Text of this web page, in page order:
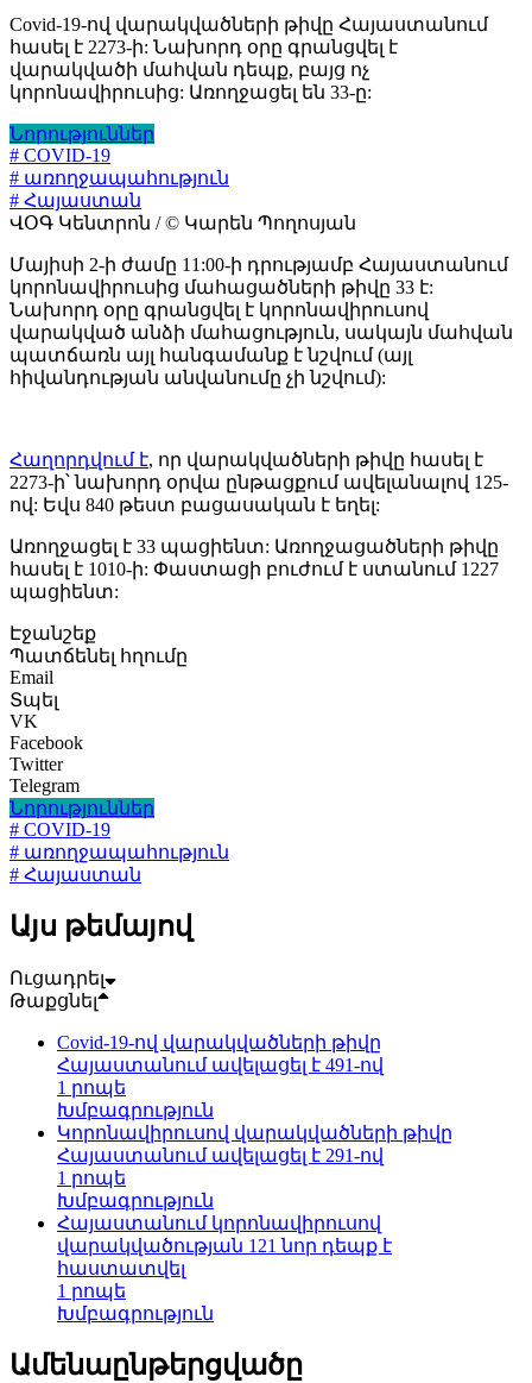
Covid-19-ով վարակվածների թիվը Հայաստանում
հասել է 2273-ի: Նախորդ օրը գրանցվել է
վարակվածի մահվան դեպք, բայց ոչ
կորոնավիրուսից: Առողջացել են 33-ը:
Նորություններ
# COVID-19
# առողջապահություն
# Հայաստան
ՎՕԳ Կենտրոն / © Կարեն Պողոսյան
Մայիսի 2-ի ժամը 11:00-ի դրությամբ Հայաստանում
կորոնավիրուսից մահացածների թիվը 33 է:
Նախորդ օրը գրանցվել է կորոնավիրուսով
վարակված անձի մահացություն, սակայն մահվան
պատճառն այլ հանգամանք է նշվում (այլ
հիվանդության անվանումը չի նշվում):
Հաղորդվում է, որ վարակվածների թիվը հասել է
2273-ի՝ նախորդ օրվա ընթացքում ավելանալով 125-
ով: Եվս 840 թեստ բացասական է եղել:
Առողջացել է 33 պացիենտ: Առողջացածների թիվը
հասել է 1010-ի: Փաստացի բուժում է ստանում 1227
պացիենտ:
Էջանշեք
Պատճենել հղումը
Email
Տպել
VK
Facebook
Twitter
Telegram
Նորություններ
# COVID-19
# առողջապահություն
# Հայաստան
Այս թեմայով
Ուցադրել
Թաքցնել
Covid-19-ով վարակվածների թիվը
Հայաստանում ավելացել է 491-ով
1 րոպե
Խմբագրություն
Կորոնավիրուսով վարակվածների թիվը
Հայաստանում ավելացել է 291-ով
1 րոպե
Խմբագրություն
Հայաստանում կորոնավիրուսով
վարակվածության 121 նոր դեպք է
հաստատվել
1 րոպե
Խմբագրություն
Ամենաընթերցվածը